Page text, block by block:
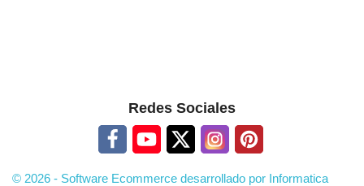
Redes Sociales
© 2026 - Software Ecommerce desarrollado por Informatica